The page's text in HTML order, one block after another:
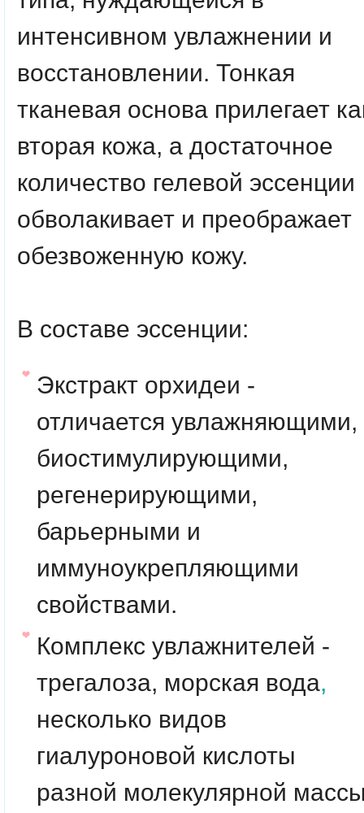
интенсивном увлажнении и
восстановлении. Тонкая
тканевая основа прилегает
вторая кожа, а достаточное
количество гелевой эссенции
обволакивает и преображает
обезвоженную кожу.
В составе эссенции:
Экстракт орхидеи -
отличается увлажняющими,
биостимулирующими,
регенерирующими,
барьерными и
иммуноукрепляющими
свойствами.
Комплекс увлажнителей -
трегалоза, морская вода,
несколько видов
гиалуроновой кислоты
разной молекулярной